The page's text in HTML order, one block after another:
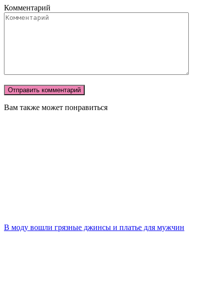
Комментарий
Вам также может понравиться
В моду вошли грязные джинсы и платье для мужчин